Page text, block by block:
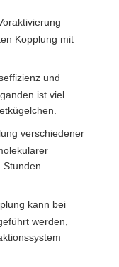
Kopplung mit
und
ist viel
verschiedener
Stunden
kann bei
werden,